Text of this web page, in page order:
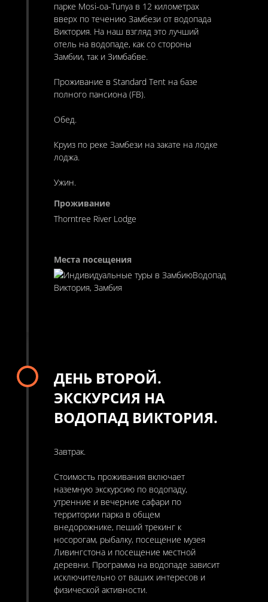
парке Mosi-oa-Tunya в 12 километрах
вверх по течению Замбези от водопада
Виктория. На наш взгляд это лучший
отель на водопаде, как со стороны
Замбии, так и Зимбабве.
Проживание в Standard Tent на базе
полного пансиона (FB).
Обед.
Круиз по реке Замбези на закате на лодке
лоджа.
Ужин.
Thorntree River Lodge
Водопад
Виктория, Замбия
ДЕНЬ ВТОРОЙ.
ЭКСКУРСИЯ НА
ВОДОПАД ВИКТОРИЯ.
Завтрак.
Стоимость проживания включает
наземную экскурсию по водопаду,
утренние и вечерние сафари по
территории парка в общем
внедорожнике, пеший трекинг к
носорогам, рыбалку, посещение музея
Ливингстона и посещение местной
деревни. Программа на водопаде зависит
исключительно от ваших интересов и
физической активности.